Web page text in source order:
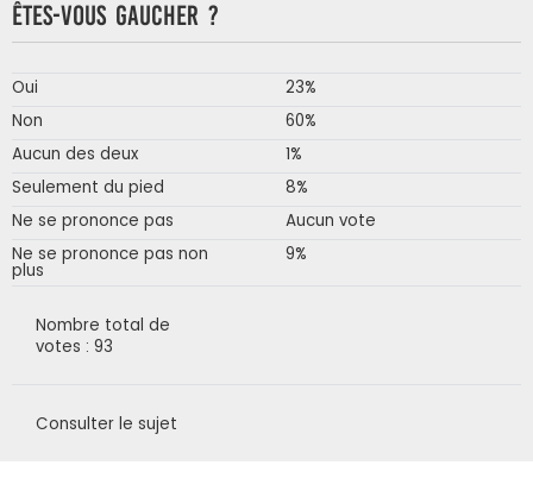
Êtes-vous gaucher ?
Oui
23%
Non
60%
Aucun des deux
1%
Seulement du pied
8%
Ne se prononce pas
Aucun vote
Ne se prononce pas non
plus
9%
Nombre total de
votes : 93
Consulter le sujet